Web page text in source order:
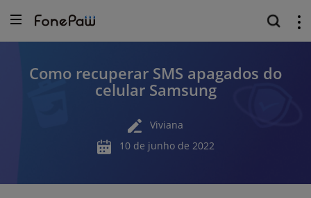
Como recuperar SMS apagados do
celular Samsung
Viviana
10 de junho de 2022